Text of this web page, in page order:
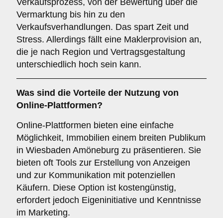
Verkaufsprozess, von der Bewertung über die
Vermarktung bis hin zu den
Verkaufsverhandlungen. Das spart Zeit und
Stress. Allerdings fällt eine Maklerprovision an,
die je nach Region und Vertragsgestaltung
unterschiedlich hoch sein kann.
Was sind die Vorteile der Nutzung von
Online-Plattformen?
Online-Plattformen bieten eine einfache
Möglichkeit, Immobilien einem breiten Publikum
in Wiesbaden Amöneburg zu präsentieren. Sie
bieten oft Tools zur Erstellung von Anzeigen
und zur Kommunikation mit potenziellen
Käufern. Diese Option ist kostengünstig,
erfordert jedoch Eigeninitiative und Kenntnisse
im Marketing.